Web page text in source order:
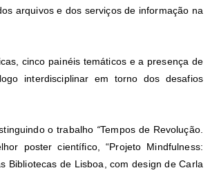
arquivos e dos serviços de informação na
cinco painéis temáticos e a presença de
interdisciplinar em torno dos desafios
o trabalho “Tempos de Revolução.
poster científico, “Projeto Mindfulness:
Bibliotecas de Lisboa, com design de Carla